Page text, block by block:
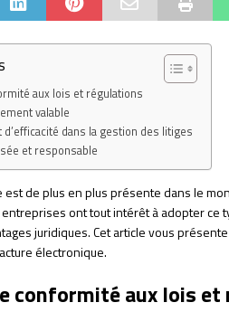
aux lois et régulations
valable
dans la gestion des litiges
et responsable
est de plus en plus présente dans le
ont tout intérêt à adopter ce
juridiques. Cet article vous
électronique.
conformité aux lois